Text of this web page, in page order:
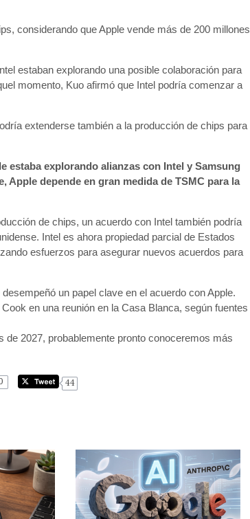
considerando que Apple vende más de 200 millones
estaban explorando una posible colaboración para
momento, Kuo afirmó que Intel podría comenzar a
extenderse también a la producción de chips para
estaba explorando alianzas con Intel y Samsung
depende en gran medida de TSMC para la
de chips, un acuerdo con Intel también podría
Intel es ahora propiedad parcial de Estados
esfuerzos para asegurar nuevos acuerdos para
un papel clave en el acuerdo con Apple.
en una reunión en la Casa Blanca, según fuentes
de 2027, probablemente pronto conoceremos más
44